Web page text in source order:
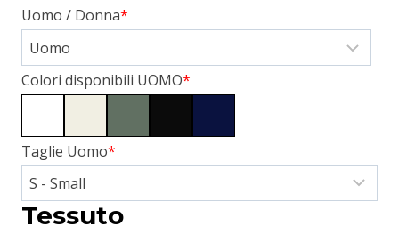
*
Uomo / Donna
*
Colori disponibili UOMO
*
Taglie Uomo
Tessuto